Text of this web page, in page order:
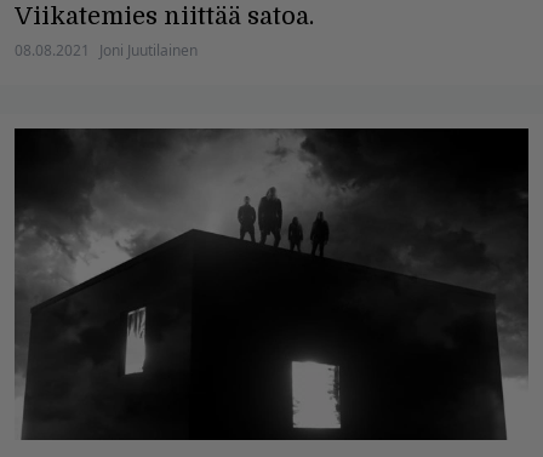
Viikatemies niittää satoa.
08.08.2021 Joni Juutilainen